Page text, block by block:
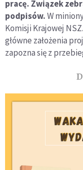
pracę. Związek
podpisów.W
Komisji Krajowej
główne założenia
zapozna się z